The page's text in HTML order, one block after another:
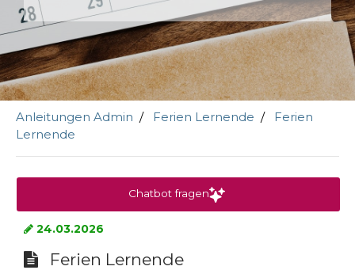
Anleitungen Admin Ferien Lernende
Ferien
Lernende
Chatbot fragen
24.03.2026
Ferien Lernende